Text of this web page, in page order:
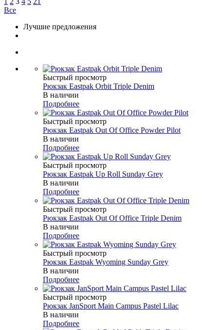
Все
Лучшие предложения
Быстрый просмотр
Рюкзак Eastpak Orbit Triple Denim
В наличии
Подробнее
Быстрый просмотр
Рюкзак Eastpak Out Of Office Powder Pilot
В наличии
Подробнее
Быстрый просмотр
Рюкзак Eastpak Up Roll Sunday Grey
В наличии
Подробнее
Быстрый просмотр
Рюкзак Eastpak Out Of Office Triple Denim
В наличии
Подробнее
Быстрый просмотр
Рюкзак Eastpak Wyoming Sunday Grey
В наличии
Подробнее
Быстрый просмотр
Рюкзак JanSport Main Campus Pastel Lilac
В наличии
Подробнее